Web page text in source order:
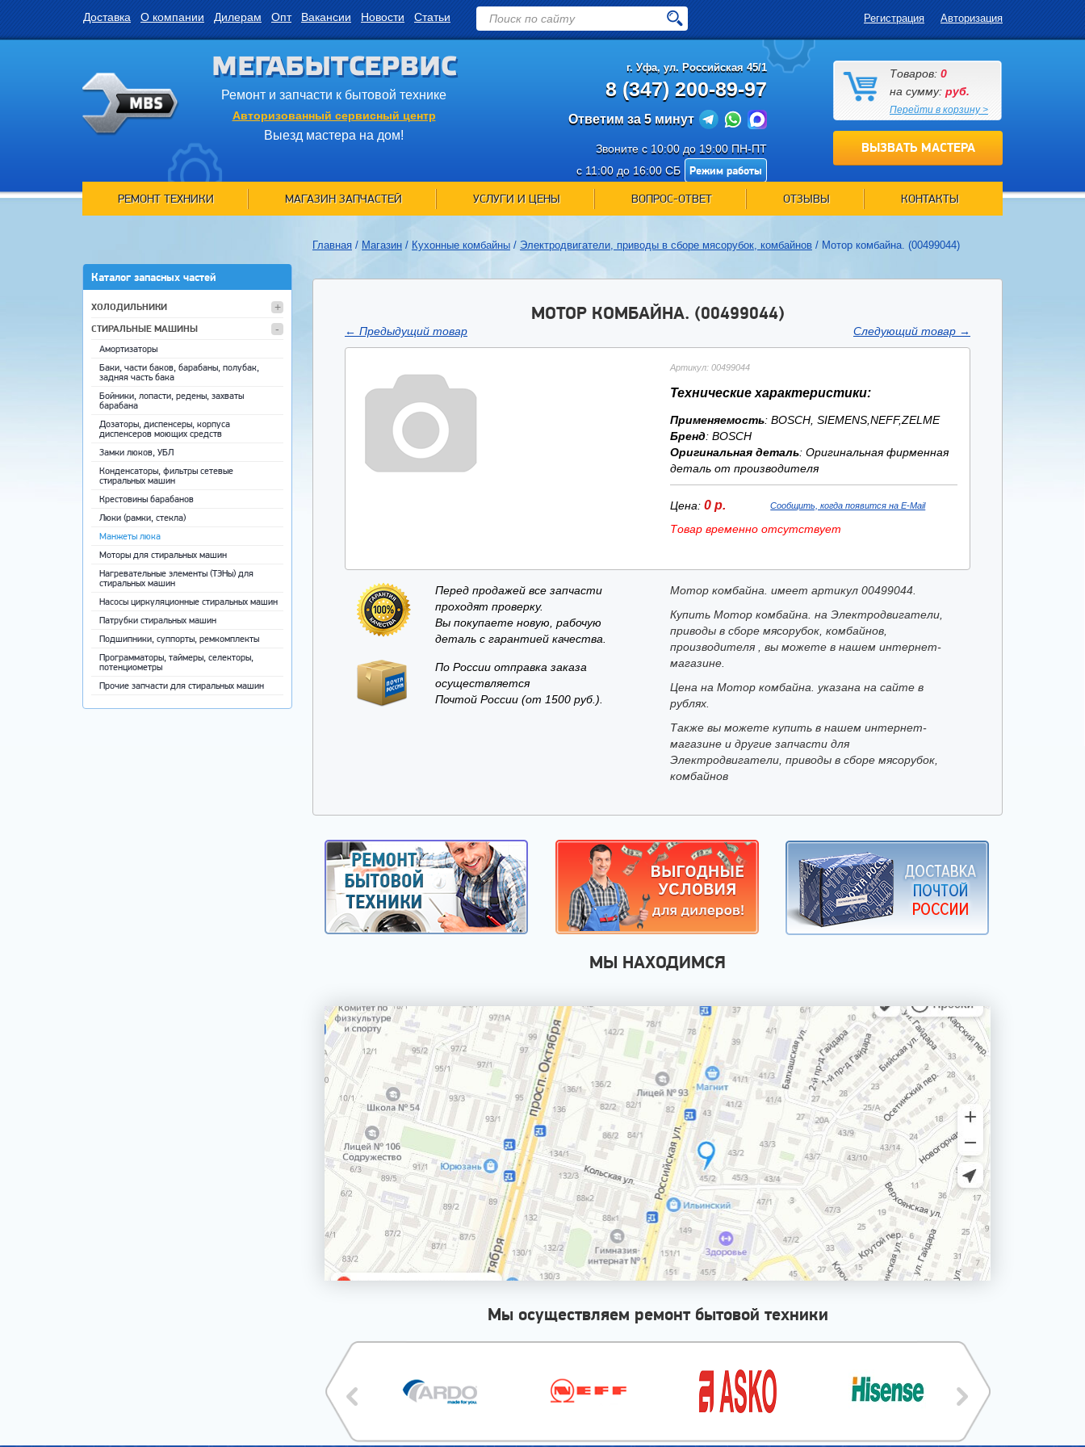
Доставка О компании Дилерам Опт Вакансии Новости Статьи Регистрация Авторизация
МЕГАБЫТСЕРВИС
Ремонт и запчасти к бытовой технике
Авторизованный сервисный центр
Выезд мастера на дом!
г. Уфа, ул. Российская 45/1
8 (347) 200-89-97
Ответим за 5 минут
Звоните с 10:00 до 19:00 ПН-ПТ
с 11:00 до 16:00 СБ
Режим работы
Товаров: 0
на сумму: руб.
Перейти в корзину >
ВЫЗВАТЬ МАСТЕРА
РЕМОНТ ТЕХНИКИ МАГАЗИН ЗАПЧАСТЕЙ УСЛУГИ И ЦЕНЫ ВОПРОС-ОТВЕТ ОТЗЫВЫ КОНТАКТЫ
Каталог запасных частей
ХОЛОДИЛЬНИКИ
СТИРАЛЬНЫЕ МАШИНЫ
Амортизаторы
Баки, части баков, барабаны, полубак,
задняя часть бака
Бойники, лопасти, редены, захваты
барабана
Дозаторы, диспенсеры, корпуса
диспенсеров моющих средств
Замки люков, УБЛ
Конденсаторы, фильтры сетевые
стиральных машин
Крестовины барабанов
Люки (рамки, стекла)
Манжеты люка
Моторы для стиральных машин
Нагревательные элементы (ТЭНы) для
стиральных машин
Насосы циркуляционные стиральных машин
Патрубки стиральных машин
Подшипники, суппорты, ремкомплекты
Программаторы, таймеры, селекторы,
потенциометры
Прочие запчасти для стиральных машин
Главная / Магазин / Кухонные комбайны / Электродвигатели, приводы в сборе мясорубок, комбайнов / Мотор комбайна. (00499044)
МОТОР КОМБАЙНА. (00499044)
← Предыдущий товар Следующий товар →
Артикул: 00499044
Технические характеристики:
Применяемость: BOSCH, SIEMENS,NEFF,ZELME
Бренд: BOSCH
Оригинальная деталь: Оригинальная фирменная
деталь от производителя
Цена: 0 р. Сообщить, когда появится на E-Mail
Товар временно отсутствует
Перед продажей все запчасти
проходят проверку.
Вы покупаете новую, рабочую
деталь с гарантией качества.
По России отправка заказа
осуществляется
Почтой России (от 1500 руб.).
Мотор комбайна. имеет артикул 00499044.
Купить Мотор комбайна. на Электродвигатели,
приводы в сборе мясорубок, комбайнов,
производителя , вы можете в нашем интернет-
магазине.
Цена на Мотор комбайна. указана на сайте в
рублях.
Также вы можете купить в нашем интернет-
магазине и другие запчасти для
Электродвигатели, приводы в сборе мясорубок,
комбайнов
МЫ НАХОДИМСЯ
Мы осуществляем ремонт бытовой техники